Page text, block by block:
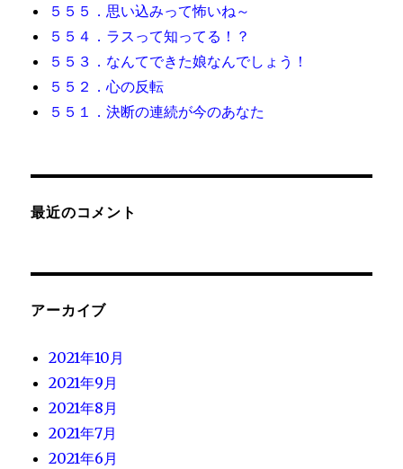
５５５．思い込みって怖いね～
５５４．ラスって知ってる！？
５５３．なんてできた娘なんでしょう！
５５２．心の反転
５５１．決断の連続が今のあなた
最近のコメント
アーカイブ
2021年10月
2021年9月
2021年8月
2021年7月
2021年6月